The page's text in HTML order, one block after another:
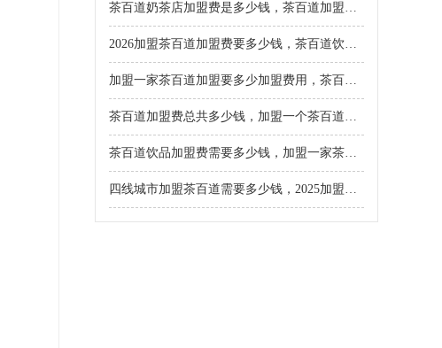
茶百道奶茶店加盟费是多少钱，茶百道加盟费明细表2025
2026加盟茶百道加盟费要多少钱，茶百道饮品店加盟条件和费用
加盟一家茶百道加盟要多少加盟费用，茶百道奶茶店加盟需要什么条件和费用
茶百道加盟费总共多少钱，加盟一个茶百道加盟费是多少
茶百道饮品加盟费需要多少钱，加盟一家茶百道有什么要求
四线城市加盟茶百道需要多少钱，2025加盟流程及条件详解